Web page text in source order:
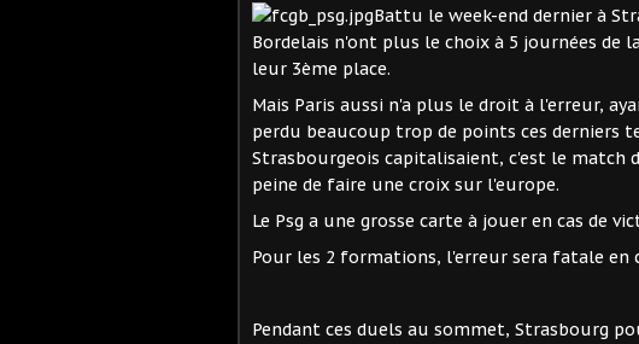
Battu le week-end dernier à
Bordelais n'ont plus le choix à 5 journées de
leur 3ème place.
Mais Paris aussi n'a plus le droit à l'erreur,
perdu beaucoup trop de points ces derniers
Strasbourgeois capitalisaient, c'est le match
peine de faire une croix sur l'europe.
Le Psg a une grosse carte à jouer en cas de
Pour les 2 formations, l'erreur sera fatale en
Pendant ces duels au sommet, Strasbourg